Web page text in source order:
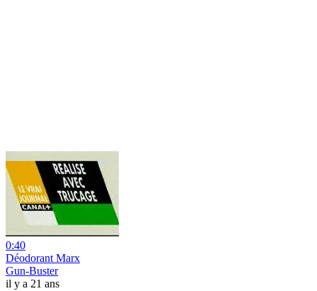
0:40
Déodorant Marx
Gun-Buster
il y a 21 ans